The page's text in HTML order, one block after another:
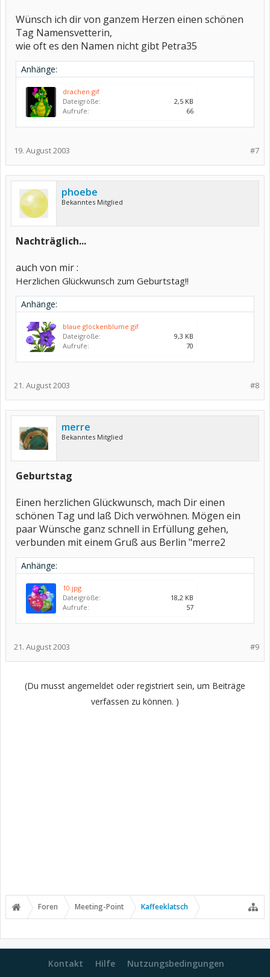
Wünsch ich dir von ganzem Herzen einen schönen
Tag Namensvetterin,
wie oft es den Namen nicht gibt Petra35
Anhänge:
drachen.gif
Dateigröße:
2,5 KB
Aufrufe:
66
#7
19. August 2003
phoebe
Bekanntes Mitglied
Nachträglich...
auch von mir :
Herzlichen Glückwunsch zum Geburtstag!!
Anhänge:
blaue glockenblume.gif
Dateigröße:
9,3 KB
Aufrufe:
70
#8
21. August 2003
merre
Bekanntes Mitglied
Geburtstag
Einen herzlichen Glückwunsch, mach Dir einen
schönen Tag und laß Dich verwöhnen. Mögen ein
paar Wünsche ganz schnell in Erfüllung gehen,
verbunden mit einem Gruß aus Berlin "merre2
Anhänge:
10.jpg
Dateigröße:
18,2 KB
Aufrufe:
57
#9
21. August 2003
(Du musst angemeldet oder registriert sein, um Beiträge
verfassen zu können. )
Foren Meeting-Point Kaffeeklatsch
Kontakt Hilfe Nutzungsbedingungen